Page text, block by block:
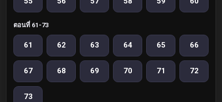
ตอนที่ 61-73
61 62 63 64 65 66
67 68 69 70 71 72
73